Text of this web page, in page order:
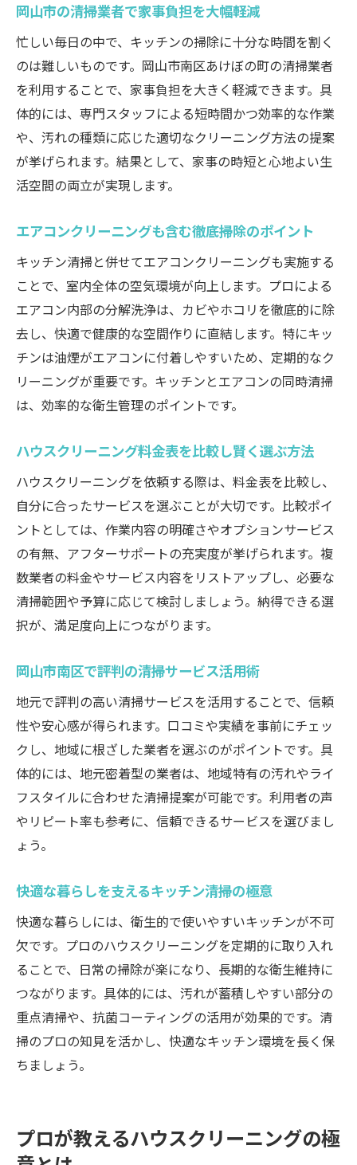
ト
口コミで選ばれる清掃サービスの特徴とは
失敗しない岡山清掃業者の選び方ポイント
キッチンを衛生的に保つ掃除のコツを解説
ハウスクリーニングでキッチン衛生を徹底
管理
エアコンクリーニングも併用した清掃効果
定期的なハウスクリーニングの重要性を解
説
岡山の口コミで選ばれる掃除方法を紹介
油汚れもしっかり落とすプロの技術活用術
キッチン全体を清潔に保つ掃除の習慣作り
家事の効率化ならハウスクリーニング活用術
ハウスクリーニングで家事効率が格段に向
上
岡山市の業者選びで時短と快適さを両立
コツ
ハウスクリーニング料金表で無駄なく選ぶ
方法
口コミやレビューを活用した業者比較の仕
方
家事の手間を減らすプロの掃除テクニック
ハウスクリーニングで健康的な住環境を実
現
キッチンの清潔維持で家族の健康を守る方
法
エアコン掃除も含めた衛生管理のポイント
口コミ評価が高い清掃業者の選び方を解説
ハウスクリーニングまるごと依頼の安心感
信頼できる岡山の清掃サービス選び方ガイド
ハウスクリーニング業者選びの失敗しない
コツ
岡山の口コミで評判の清掃業者チェック法
料金表を活用して納得のサービス探し
エアコン掃除も得意な業者の見分け方
まるごと対応可能な清掃サービスの特徴
レビュー重視で選ぶ満足度の高い業者
ハウスクリーニングで人気の家事効率化術
岡山市の清掃業者で家事負担を大幅軽減
忙しい毎日の中で、キッチンの掃除に十分な時間を割く
のは難しいものです。岡山市南区あけぼの町の清掃業者
を利用することで、家事負担を大きく軽減できます。具
体的には、専門スタッフによる短時間かつ効率的な作業
や、汚れの種類に応じた適切なクリーニング方法の提案
が挙げられます。結果として、家事の時短と心地よい生
活空間の両立が実現します。
エアコンクリーニングも含む徹底掃除のポイント
キッチン清掃と併せてエアコンクリーニングも実施する
ことで、室内全体の空気環境が向上します。プロによる
エアコン内部の分解洗浄は、カビやホコリを徹底的に除
去し、快適で健康的な空間作りに直結します。特にキッ
チンは油煙がエアコンに付着しやすいため、定期的なク
リーニングが重要です。キッチンとエアコンの同時清掃
は、効率的な衛生管理のポイントです。
ハウスクリーニング料金表を比較し賢く選ぶ方法
ハウスクリーニングを依頼する際は、料金表を比較し、
自分に合ったサービスを選ぶことが大切です。比較ポイ
ントとしては、作業内容の明確さやオプションサービス
の有無、アフターサポートの充実度が挙げられます。複
数業者の料金やサービス内容をリストアップし、必要な
清掃範囲や予算に応じて検討しましょう。納得できる選
択が、満足度向上につながります。
岡山市南区で評判の清掃サービス活用術
地元で評判の高い清掃サービスを活用することで、信頼
性や安心感が得られます。口コミや実績を事前にチェッ
クし、地域に根ざした業者を選ぶのがポイントです。具
体的には、地元密着型の業者は、地域特有の汚れやライ
フスタイルに合わせた清掃提案が可能です。利用者の声
やリピート率も参考に、信頼できるサービスを選びまし
ょう。
快適な暮らしを支えるキッチン清掃の極意
快適な暮らしには、衛生的で使いやすいキッチンが不可
欠です。プロのハウスクリーニングを定期的に取り入れ
ることで、日常の掃除が楽になり、長期的な衛生維持に
つながります。具体的には、汚れが蓄積しやすい部分の
重点清掃や、抗菌コーティングの活用が効果的です。清
掃のプロの知見を活かし、快適なキッチン環境を長く保
ちましょう。
プロが教えるハウスクリーニングの極